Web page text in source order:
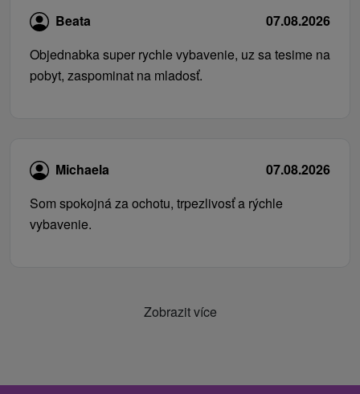
Beata
07.08.2026
Objednabka super rychle vybavenie, uz sa tesime na
pobyt, zaspominat na mladosť.
Michaela
07.08.2026
Som spokojná za ochotu, trpezlivosť a rýchle
vybavenie.
Zobrazit více